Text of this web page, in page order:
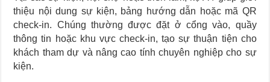
thiệu nội dung sự kiện, bảng hướng dẫn hoặc mã QR
check-in. Chúng thường được đặt ở cổng vào, quầy
thông tin hoặc khu vực check-in, tạo sự thuận tiện cho
khách tham dự và nâng cao tính chuyên nghiệp cho sự
kiện.